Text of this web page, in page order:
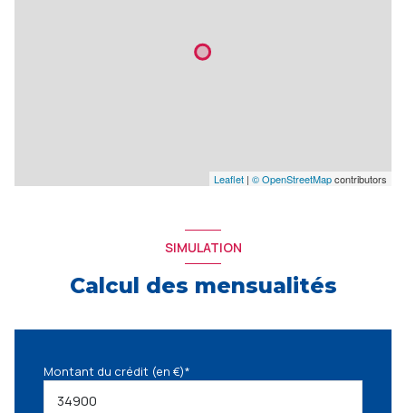
Leaflet | © OpenStreetMapcontributors
SIMULATION
Calcul des mensualités
Montant du crédit (en €)*